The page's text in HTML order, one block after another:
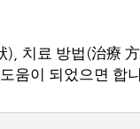
), 치료 방법 (治療
움이 되었으면 합